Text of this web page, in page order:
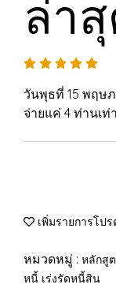
ล่า
วันพุธที่ 15 พฤษภ
จ่ายแค่ 4 ท่านเท่
เพิ่มรายการโปร
หมวดหมู่ : หลักสู
หนี้ เร่งรัดหนี้สิน